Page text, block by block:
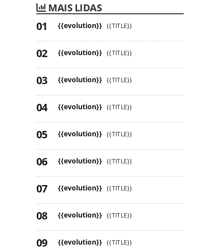
MAIS LIDAS
{{evolution}} {{TITLE}}
{{evolution}} {{TITLE}}
{{evolution}} {{TITLE}}
{{evolution}} {{TITLE}}
{{evolution}} {{TITLE}}
{{evolution}} {{TITLE}}
{{evolution}} {{TITLE}}
{{evolution}} {{TITLE}}
{{evolution}} {{TITLE}}